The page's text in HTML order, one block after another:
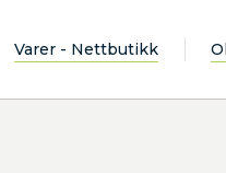
Varer - Nettbutikk